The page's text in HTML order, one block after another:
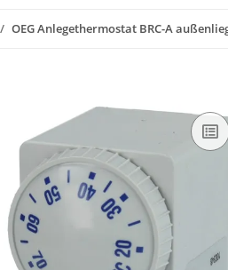
OEG Anlegethermostat BRC-A